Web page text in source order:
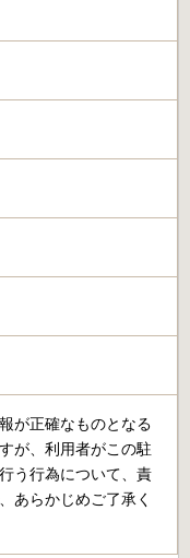
が正確なものとなる
が、利用者がこの駐
う行為について、責
あらかじめご了承く